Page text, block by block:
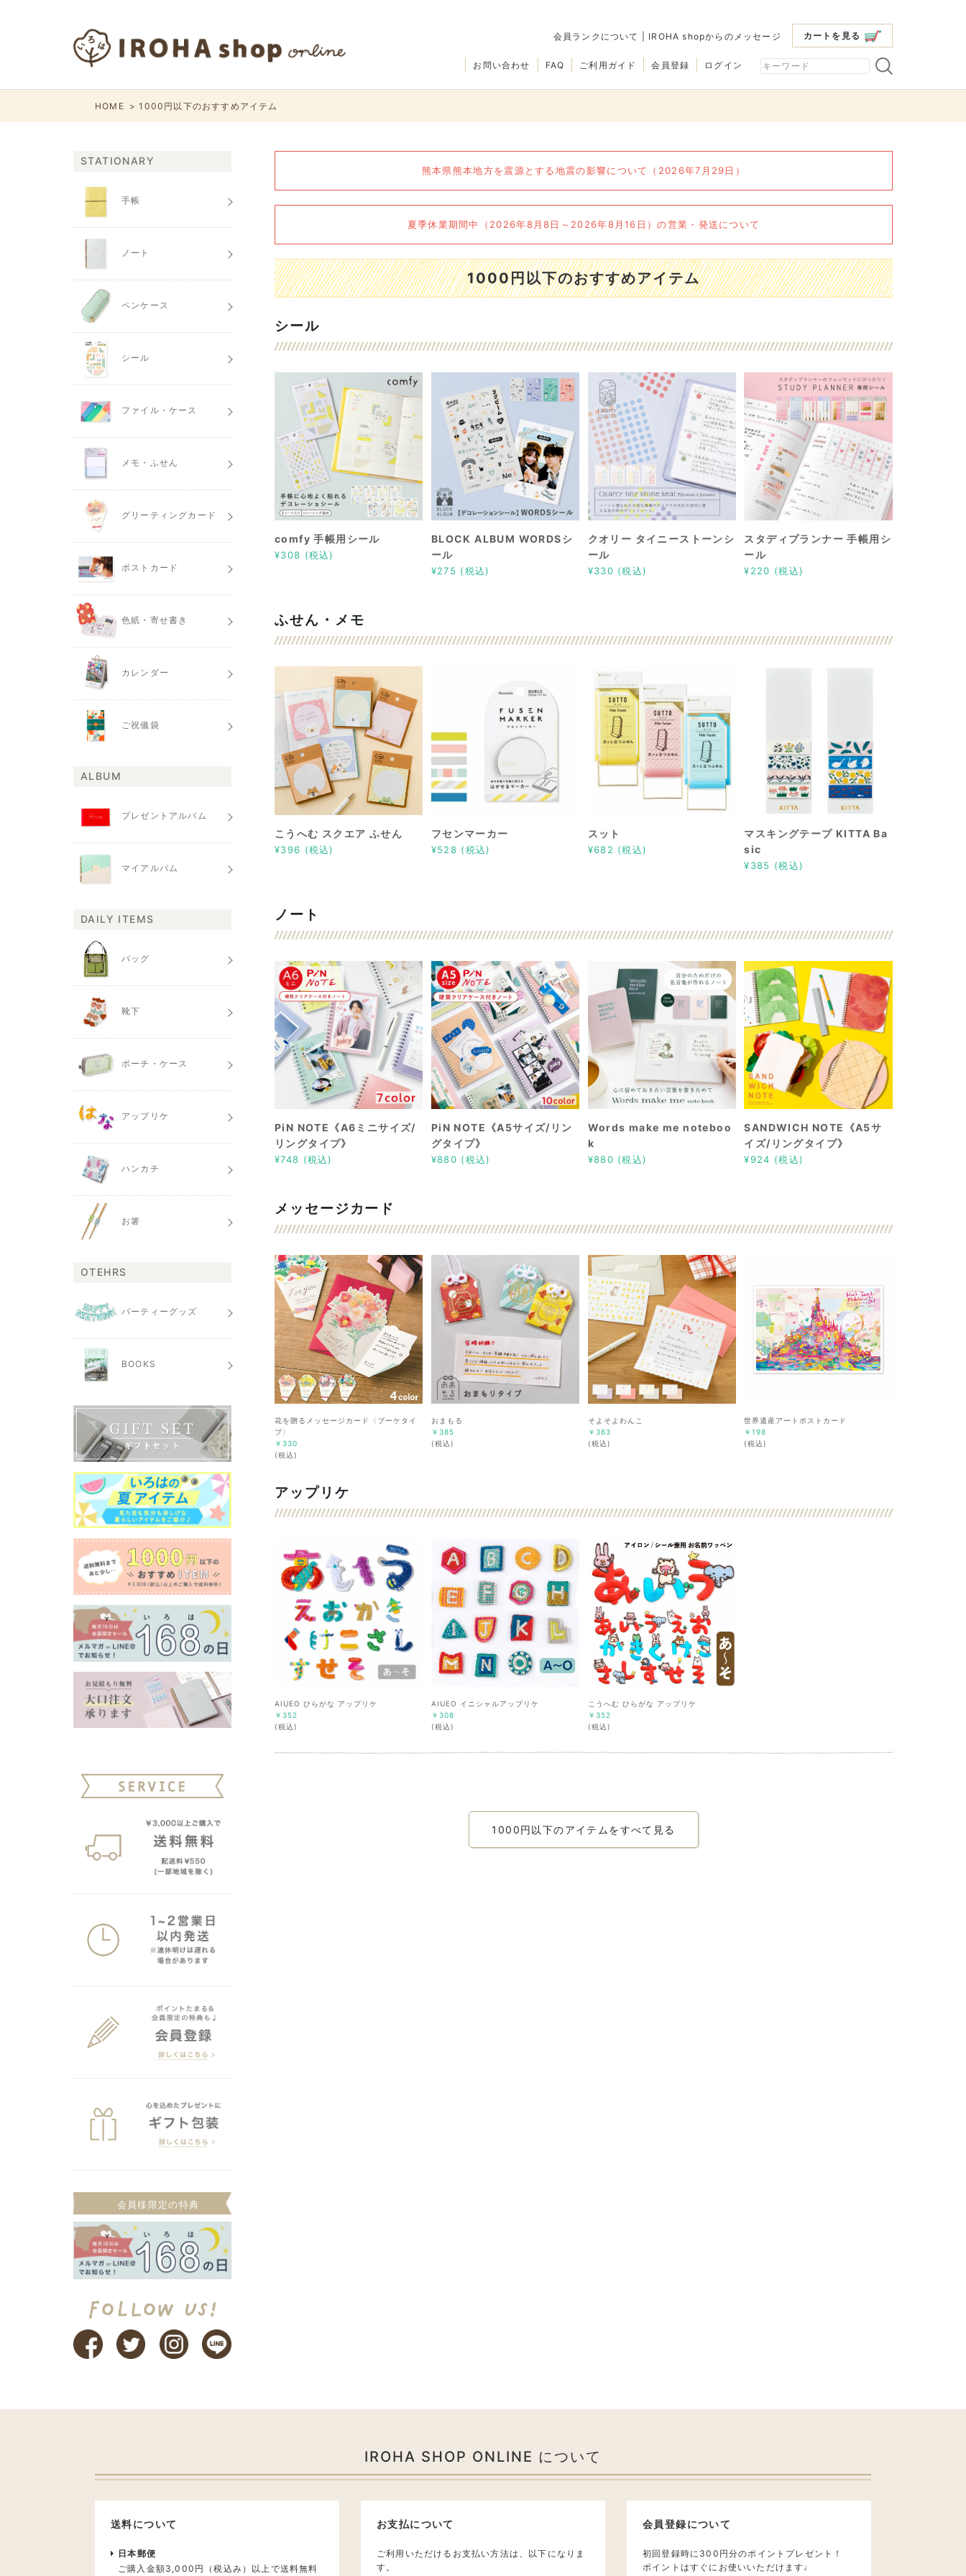
カートを見る
会員ランクについて IROHA shopからのメッセージ
会員登録 ログイン
ご利用ガイド
FAQ
お問い合わせ
HOME 1000円以下のおすすめアイテム
熊本県熊本地方を震源とする地震の影響について（2026年7月29日）
夏季休業期間中（2026年8月8日～2026年8月16日）の営業・発送について
1000円以下のおすすめアイテム
シール
comfy 手帳用シール
¥308 (税込)
BLOCK ALBUM WORDSシ
ール
¥275 (税込)
クオリー タイニーストーンシ
ール
¥330 (税込)
スタディプランナー 手帳用シ
ール
¥220 (税込)
ふせん・メモ
こうへむ スクエア ふせん
¥396 (税込)
フセンマーカー
¥528 (税込)
スット
¥682 (税込)
マスキングテープ KITTA Ba
sic
¥385 (税込)
ノート
PiN NOTE《A6ミニサイズ/
リングタイプ》
¥748 (税込)
PiN NOTE《A5サイズ/リン
グタイプ》
¥880 (税込)
Words make me noteboo
k
¥880 (税込)
SANDWICH NOTE《A5サ
イズ/リングタイプ》
¥924 (税込)
メッセージカード
花を贈るメッセージカード〈ブーケタイ
プ〉
￥330
(税込)
おまもる
￥385
(税込)
そよそよわんこ
￥363
(税込)
世界遺産アートポストカード
￥198
(税込)
アップリケ
AIUEO ひらがな アップリケ
￥352
(税込)
AIUEO イニシャルアップリケ
￥308
(税込)
こうへむ ひらがな アップリケ
￥352
(税込)
1000円以下のアイテムをすべて見る
STATIONARY
手帳
ノート
ペンケース
シール
ファイル・ケース
メモ・ふせん
グリーティングカード
ポストカード
色紙・寄せ書き
カレンダー
ご祝儀袋
ALBUM
プレゼントアルバム
マイアルバム
DAILY ITEMS
バッグ
靴下
ポーチ・ケース
アップリケ
ハンカチ
お箸
OTEHRS
パーティーグッズ
BOOKS
会員様限定の特典
IROHA SHOP ONLINE について
送料について
日本郵便
ご購入金額3,000円（税込み）以上で送料無料
お支払について
ご利用いただけるお支払い方法は、以下になりま
す。
会員登録について
初回登録時に300円分のポイントプレゼント！
ポイントはすぐにお使いいただけます♩